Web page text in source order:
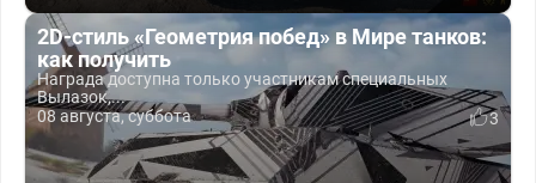
2D-стиль «Геометрия побед» в Мире танков:
как получить
Награда доступна только участникам специальных
Вылазок,...
08 августа, суббота
3